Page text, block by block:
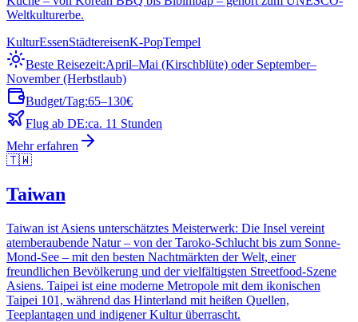
Weltkulturerbe.
KulturEssenStädtereisenK-PopTempel
Beste Reisezeit:April–Mai (Kirschblüte) oder September–
November (Herbstlaub)
Budget/Tag:65–130€
Flug ab DE:ca. 11 Stunden
Mehr erfahren
🇹🇼
Taiwan
Taiwan ist Asiens unterschätztes Meisterwerk: Die Insel vereint
atemberaubende Natur – von der Taroko-Schlucht bis zum Sonne-
Mond-See – mit den besten Nachtmärkten der Welt, einer
freundlichen Bevölkerung und der vielfältigsten Streetfood-Szene
Asiens. Taipei ist eine moderne Metropole mit dem ikonischen
Taipei 101, während das Hinterland mit heißen Quellen,
Teeplantagen und indigener Kultur überrascht.